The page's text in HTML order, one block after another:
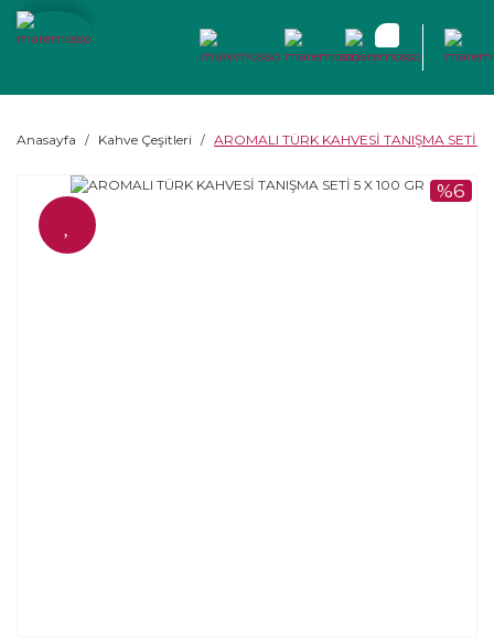
Anasayfa Kahve Çeşitleri AROMALI TÜRK KAHVESİ TANIŞMA SETİ 5
%6